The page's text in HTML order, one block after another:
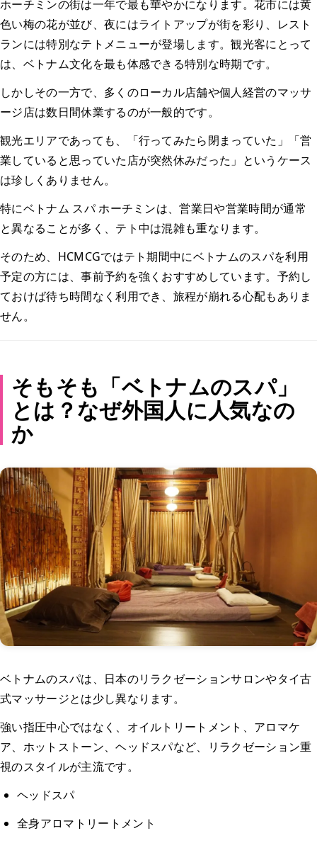
ホーチミンの街は一年で最も華やかになります。花市には黄
色い梅の花が並び、夜にはライトアップが街を彩り、レスト
ランには特別なテトメニューが登場します。観光客にとって
は、ベトナム文化を最も体感できる特別な時期です。
しかしその一方で、多くのローカル店舗や個人経営のマッサ
ージ店は数日間休業するのが一般的です。
観光エリアであっても、「行ってみたら閉まっていた」「営
業していると思っていた店が突然休みだった」というケース
は珍しくありません。
特にベトナム スパ ホーチミンは、営業日や営業時間が通常
と異なることが多く、テト中は混雑も重なります。
そのため、HCMCGではテト期間中にベトナムのスパを利用
予定の方には、事前予約を強くおすすめしています。予約し
ておけば待ち時間なく利用でき、旅程が崩れる心配もありま
せん。
そもそも「ベトナムのスパ」
とは？なぜ外国人に人気なの
か
ベトナムのスパは、日本のリラクゼーションサロンやタイ古
式マッサージとは少し異なります。
強い指圧中心ではなく、オイルトリートメント、アロマケ
ア、ホットストーン、ヘッドスパなど、リラクゼーション重
視のスタイルが主流です。
ヘッドスパ
全身アロマトリートメント